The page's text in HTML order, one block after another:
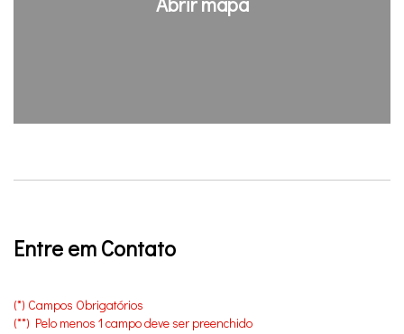
Entre em Contato
(*) Campos Obrigatórios
(**) Pelo menos 1 campo deve ser preenchido